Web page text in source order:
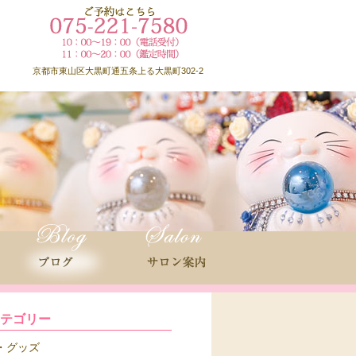
京都市東山区大黒町通五条上る大黒町302-2
ゴリー
グッズ